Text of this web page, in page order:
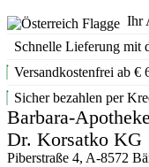
Ihr
Schnelle Lieferung mit
Versandkostenfrei ab €
Sicher bezahlen per
Barbara-Apotheke
Dr. Korsatko KG
Piberstraße 4, A-8572